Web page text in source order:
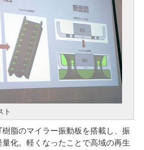
ト
脂のマイラー振動板を搭載し、振
化。軽くなったことで高域の再生